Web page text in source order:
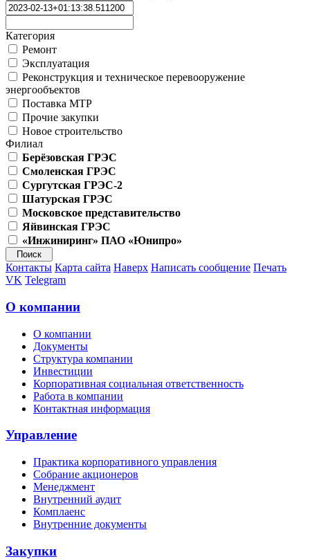
Категория
Ремонт
Эксплуатация
Реконструкция и техническое перевооружение
энергообъектов
Поставка МТР
Прочие закупки
Новое строительство
Филиал
Берёзовская ГРЭС
Смоленская ГРЭС
Сургутская ГРЭС-2
Шатурская ГРЭС
Московское представительство
Яйвинская ГРЭС
«Инжиниринг» ПАО «Юнипро»
Контакты Карта сайта Наверх Написать сообщение Печать
VK Telegram
О компании
О компании
Документы
Структура компании
Инвестиции
Корпоративная социальная ответственность
Работа в компании
Контактная информация
Управление
Практика корпоративного управления
Собрание акционеров
Менеджмент
Внутренний аудит
Комплаенс
Внутренние документы
Закупки